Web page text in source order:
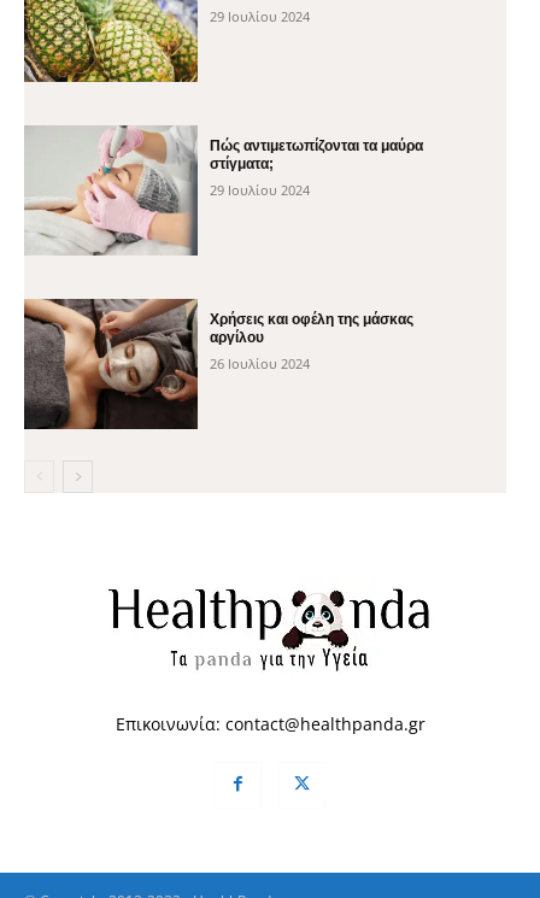
29 Ιουλίου 2024
Πώς αντιμετωπίζονται τα μαύρα
στίγματα;
29 Ιουλίου 2024
Χρήσεις και οφέλη της μάσκας
αργίλου
26 Ιουλίου 2024
Επικοινωνία: contact@healthpanda.gr